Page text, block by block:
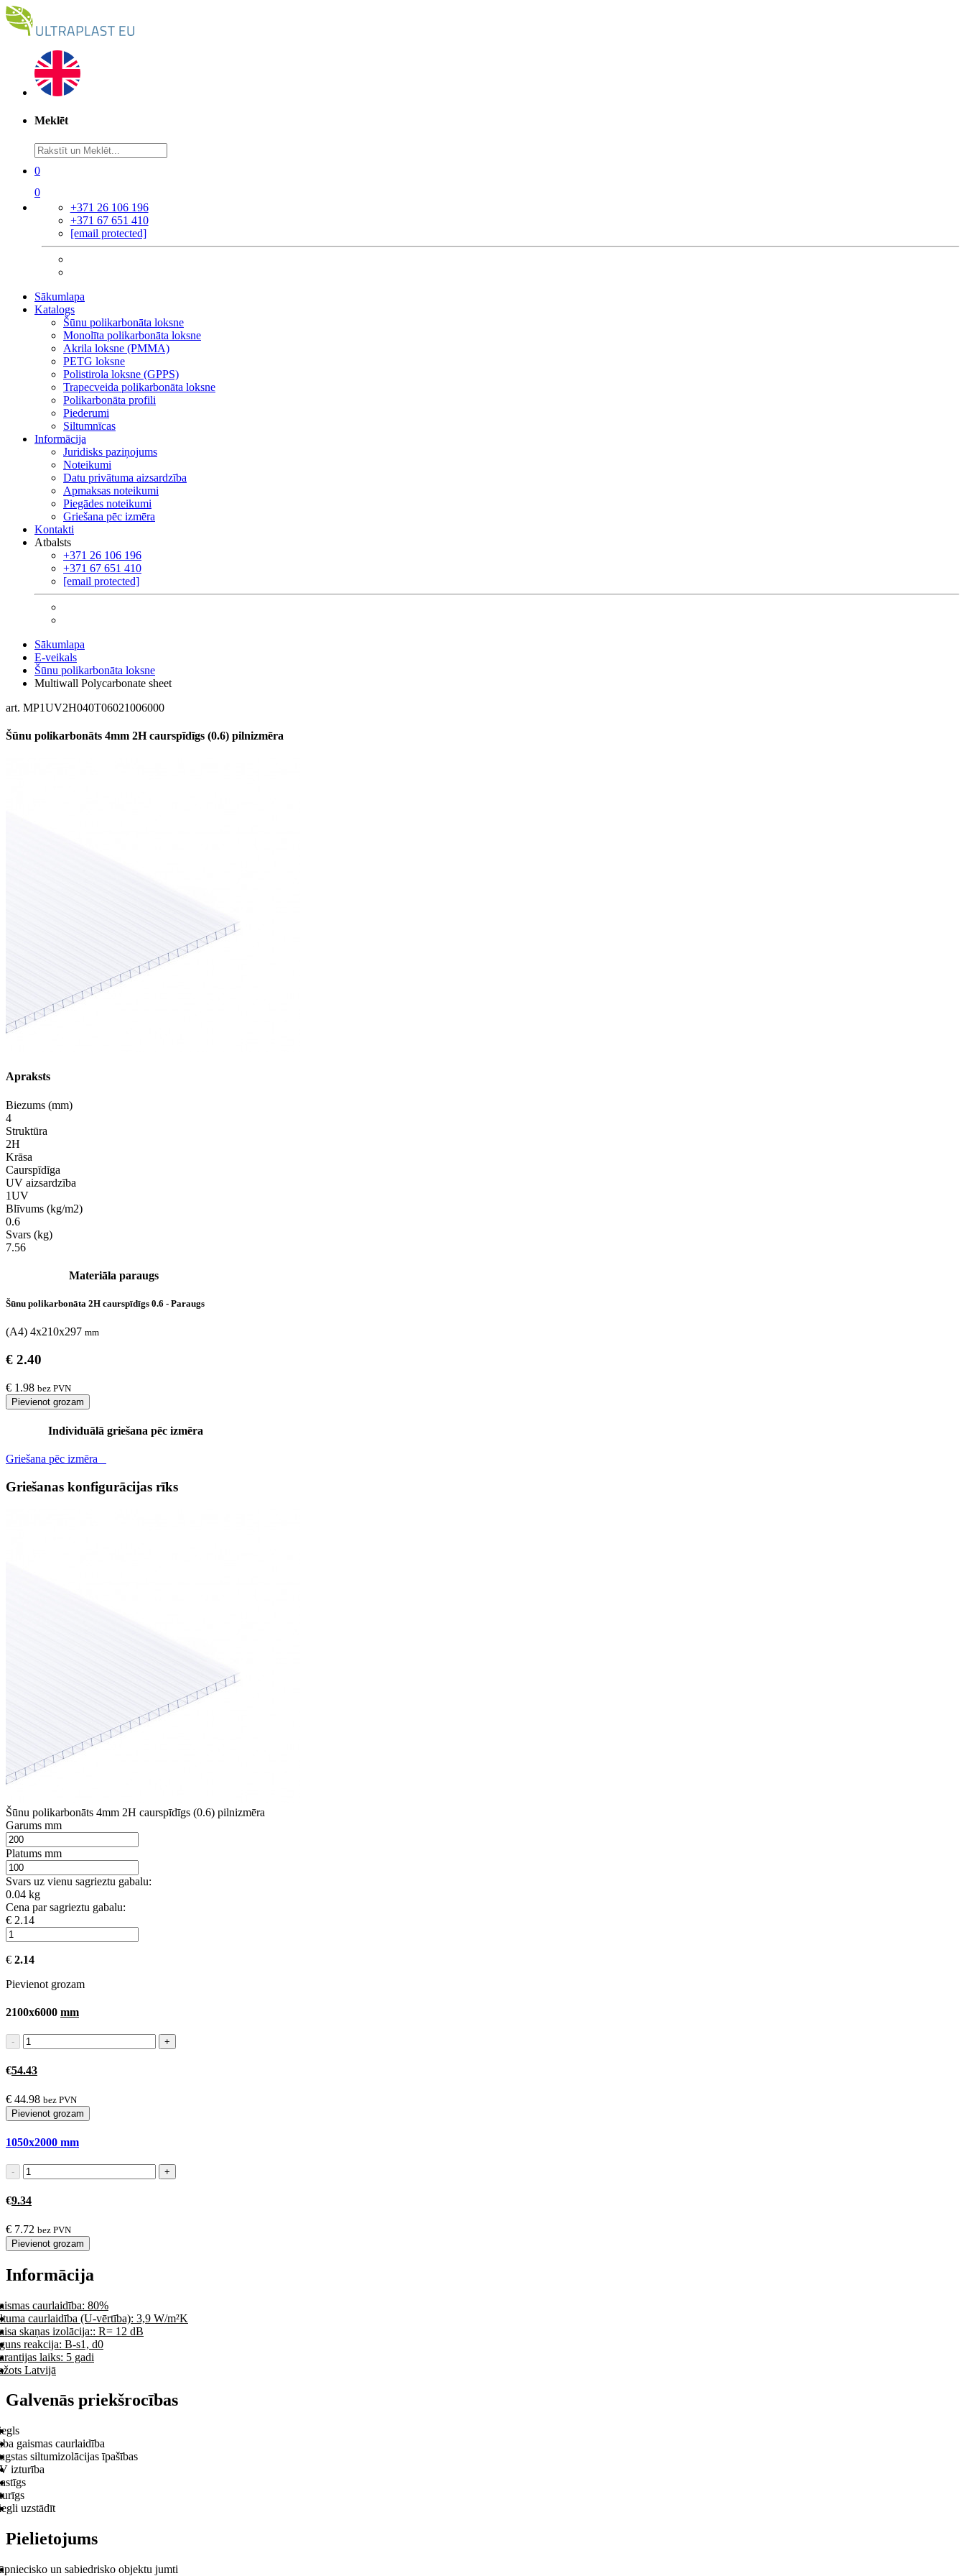
Meklēt
0
0
+371 26 106 196
+371 67 651 410
[email protected]
Sākumlapa
Katalogs
Šūnu polikarbonāta loksne
Monolīta polikarbonāta loksne
Akrila loksne (PMMA)
PETG loksne
Polistirola loksne (GPPS)
Trapecveida polikarbonāta loksne
Polikarbonāta profili
Piederumi
Siltumnīcas
Informācija
Juridisks paziņojums
Noteikumi
Datu privātuma aizsardzība
Apmaksas noteikumi
Piegādes noteikumi
Griešana pēc izmēra
Kontakti
Atbalsts
+371 26 106 196
+371 67 651 410
[email protected]
Sākumlapa
E-veikals
Šūnu polikarbonāta loksne
Multiwall Polycarbonate sheet
art. MP1UV2H040T06021006000
Šūnu polikarbonāts 4mm 2H caurspīdīgs (0.6) pilnizmēra
Apraksts
Biezums (mm)
4
Struktūra
2H
Krāsa
Caurspīdīga
UV aizsardzība
1UV
Blīvums (kg/m2)
0.6
Svars (kg)
7.56
Materiāla paraugs
Šūnu polikarbonāta 2H caurspīdīgs 0.6 - Paraugs
(A4) 4x210x297 mm
€ 2.40
€ 1.98 bez PVN
Pievienot grozam
Individuālā griešana pēc izmēra
Griešana pēc izmēra
Griešanas konfigurācijas rīks
Šūnu polikarbonāts 4mm 2H caurspīdīgs (0.6) pilnizmēra
Garums mm
Platums mm
Svars uz vienu sagrieztu gabalu:
0.04 kg
Cena par sagrieztu gabalu:
€ 2.14
€ 2.14
Pievienot grozam
2100x6000 mm
€54.43
€ 44.98 bez PVN
Pievienot grozam
1050x2000 mm
€9.34
€ 7.72 bez PVN
Pievienot grozam
Informācija
caurlaidība: 80%
caurlaidība (U-vērtība): 3,9 W/m²K
skaņas izolācija:: R= 12 dB
reakcija: B-s1, d0
laiks: 5 gadi
Latvijā
Galvenās priekšrocības
gaismas caurlaidība
siltumizolācijas īpašības
izturība
uzstādīt
Pielietojums
un sabiedrisko objektu jumti